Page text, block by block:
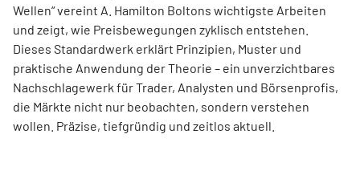
Wellen“ vereint A. Hamilton Boltons wichtigste Arbeiten
und zeigt, wie Preisbewegungen zyklisch entstehen.
Dieses Standardwerk erklärt Prinzipien, Muster und
praktische Anwendung der Theorie – ein unverzichtbares
Nachschlagewerk für Trader, Analysten und Börsenprofis,
die Märkte nicht nur beobachten, sondern verstehen
wollen. Präzise, tiefgründig und zeitlos aktuell.